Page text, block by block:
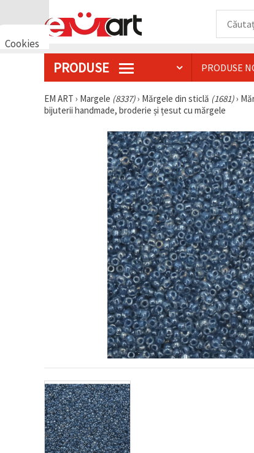
Cookies
PRODUSE PRODUSE
EM ART › Margele (8337)› Mărgele din sticlă (1681)›
bijuterii handmade, broderie și țesut cu mărgele